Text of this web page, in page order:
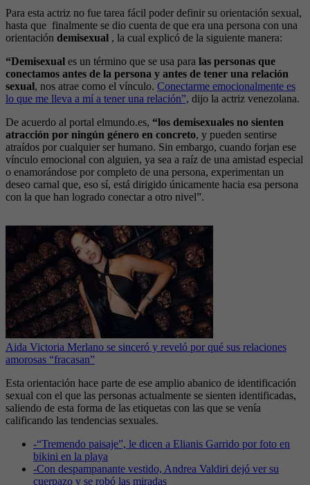
Para esta actriz no fue tarea fácil poder definir su orientación sexual,
hasta que finalmente se dio cuenta de que era una persona con una
orientación demisexual , la cual explicó de la siguiente manera:
“Demisexual es un término que se usa para las personas que
conectamos antes de la persona y antes de tener una relación
sexual, nos atrae como el vínculo. Conectarme emocionalmente es
lo que me lleva a mí a tener una relación”, dijo la actriz venezolana.
De acuerdo al portal elmundo.es, “los demisexuales no sienten
atracción por ningún género en concreto, y pueden sentirse
atraídos por cualquier ser humano. Sin embargo, cuando forjan ese
vínculo emocional con alguien, ya sea a raíz de una amistad especial
o enamorándose por completo de una persona, experimentan un
deseo carnal que, eso sí, está dirigido únicamente hacia esa persona
con la que han logrado conectar a otro nivel”.
Aida Victoria Merlano se sinceró y reveló por qué sus relaciones
amorosas “fracasan”
Esta orientación hace parte de ese amplio abanico de identificación
sexual con el que las personas actualmente se sienten identificadas,
saliendo de esta forma de las etiquetas con las que se venía
calificando las tendencias sexuales.
-“Tremendo paisaje”, le dicen a Elianis Garrido por foto en
bikini en la playa
-Con despampanante vestido, Andrea Valdiri dejó ver su
cuerpazo y se robó las miradas